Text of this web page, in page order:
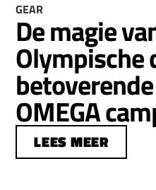
GEAR
De magie
Olympische
OMEGA
LEES MEER